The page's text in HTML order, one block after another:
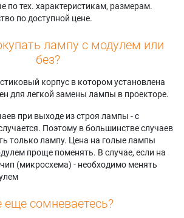
по тех. характеристикам, размерам.
по доступной цене.
лампу с модулем или
без?
корпус в котором установлена
для легкой замены лампы в проекторе.
при выходе из строя лампы - с
Поэтому в большинстве случаев
только лампу. Цена на голые лампы
проще поменять. В случае, если на
(микросхема) - необходимо менять
еще сомневаетесь?